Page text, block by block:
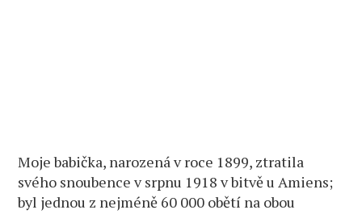
Moje babička, narozená v roce 1899, ztratila
svého snoubence v srpnu 1918 v bitvě u Amiens;
byl jednou z nejméně 60 000 obětí na obou